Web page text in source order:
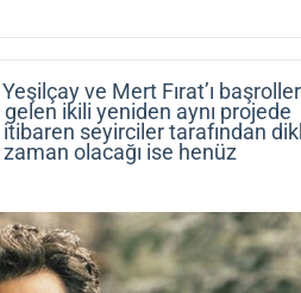
ve Mert Fırat’ı
ikili yeniden aynı projede
itibaren seyirciler tarafından
olacağı ise henüz